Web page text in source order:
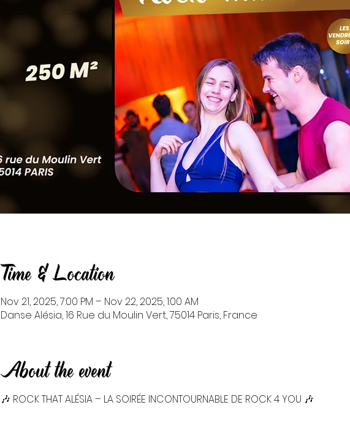
Time & Location
Nov 21, 2025, 7:00 PM – Nov 22, 2025, 1:00 AM
Danse Alésia, 16 Rue du Moulin Vert, 75014 Paris, France
About the event
🎶 ROCK THAT ALÉSIA – LA SOIRÉE INCONTOURNABLE DE ROCK 4 YOU 🎶